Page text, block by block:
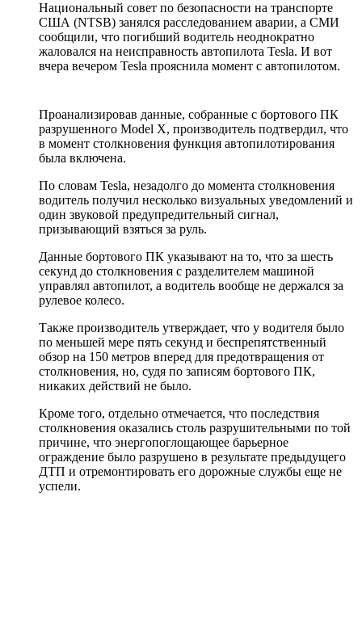
Национальный совет по безопасности на транспорте
США (NTSB) занялся расследованием аварии, а СМИ
сообщили, что погибший водитель неоднократно
жаловался на неисправность автопилота Tesla. И вот
вчера вечером Tesla прояснила момент с автопилотом.
Проанализировав данные, собранные с бортового ПК
разрушенного Model X, производитель подтвердил, что
в момент столкновения функция автопилотирования
была включена.
По словам Tesla, незадолго до момента столкновения
водитель получил несколько визуальных уведомлений и
один звуковой предупредительный сигнал,
призывающий взяться за руль.
Данные бортового ПК указывают на то, что за шесть
секунд до столкновения с разделителем машиной
управлял автопилот, а водитель вообще не держался за
рулевое колесо.
Также производитель утверждает, что у водителя было
по меньшей мере пять секунд и беспрепятственный
обзор на 150 метров вперед для предотвращения от
столкновения, но, судя по записям бортового ПК,
никаких действий не было.
Кроме того, отдельно отмечается, что последствия
столкновения оказались столь разрушительными по той
причине, что энергопоглощающее барьерное
ограждение было разрушено в результате предыдущего
ДТП и отремонтировать его дорожные службы еще не
успели.